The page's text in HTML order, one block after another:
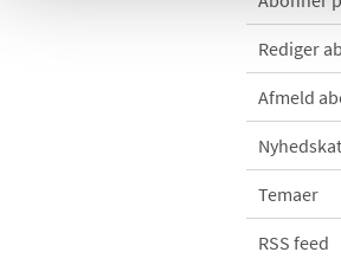
Rediger
Afmeld
Temaer
RSS feed